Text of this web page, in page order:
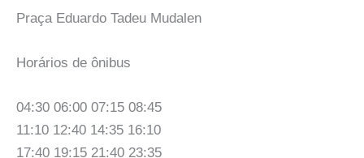
Praça Eduardo Tadeu Mudalen
Horários de ônibus
04:30 06:00 07:15 08:45
11:10 12:40 14:35 16:10
17:40 19:15 21:40 23:35